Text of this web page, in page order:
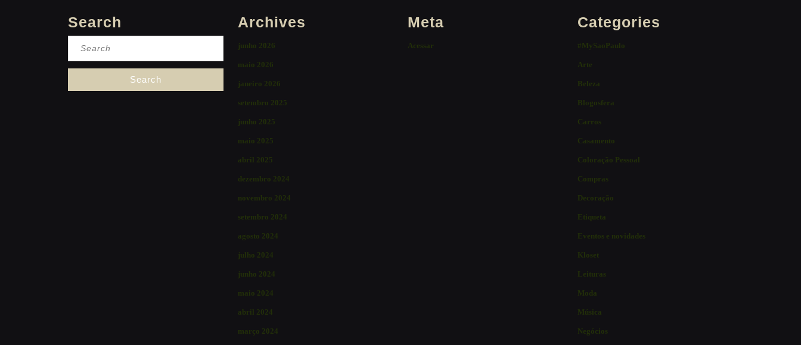
Search Archives
junho 2026
maio 2026
janeiro 2026
setembro 2025
junho 2025
maio 2025
abril 2025
dezembro 2024
novembro 2024
setembro 2024
agosto 2024
julho 2024
junho 2024
maio 2024
abril 2024
março 2024
Meta
Acessar
Categories
#MySaoPaulo
Arte
Beleza
Blogosfera
Carros
Casamento
Coloração Pessoal
Compras
Decoração
Etiqueta
Eventos e novidades
Kloset
Leituras
Moda
Música
Negócios